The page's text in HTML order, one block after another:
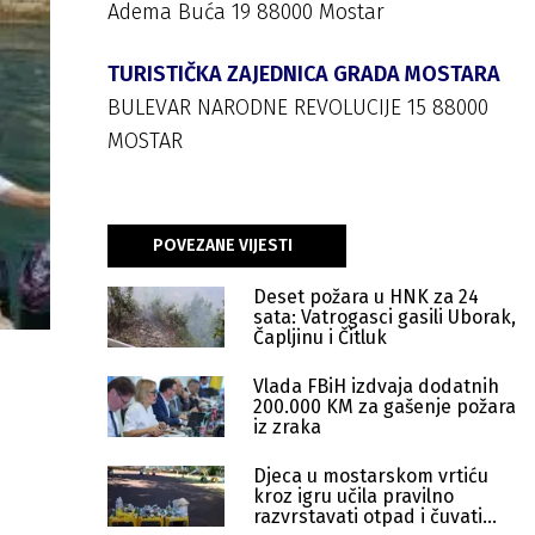
Adema Buća 19 88000 Mostar
TURISTIČKA ZAJEDNICA GRADA MOSTARA
BULEVAR NARODNE REVOLUCIJE 15 88000
MOSTAR
POVEZANE VIJESTI
Deset požara u HNK za 24
sata: Vatrogasci gasili Uborak,
Čapljinu i Čitluk
Vlada FBiH izdvaja dodatnih
200.000 KM za gašenje požara
iz zraka
Djeca u mostarskom vrtiću
kroz igru učila pravilno
razvrstavati otpad i čuvati